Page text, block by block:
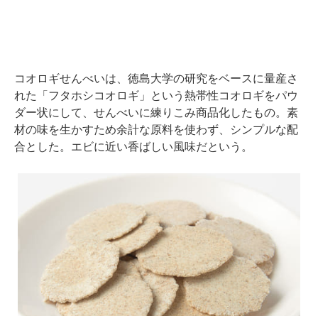
コオロギせんべいは、徳島大学の研究をベースに量産さ
れた「フタホシコオロギ」という熱帯性コオロギをパウ
ダー状にして、せんべいに練りこみ商品化したもの。素
材の味を生かすため余計な原料を使わず、シンプルな配
合とした。エビに近い香ばしい風味だという。